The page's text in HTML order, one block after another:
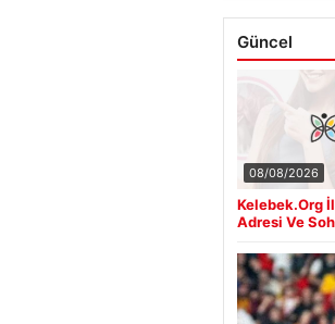
Güncel
08/08/2026
Kelebek.Org
Adresi Ve